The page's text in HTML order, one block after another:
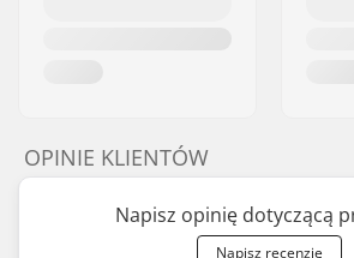
OPINIE KLIENTÓW
Napisz opinię dotyczącą
Napisz recenzję